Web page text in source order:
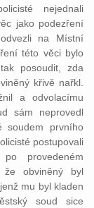
nejednali
jako podezření
na Místní
této věci bylo
posoudit, zda
křivě nařkl.
a odvolacímu
sám neprovedl
soudem prvního
postupovali
provedeném
že obviněný byl
mu byl kladen
soud sice